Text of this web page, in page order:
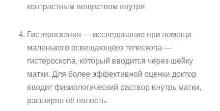
контрастным веществом внутри
Гистероскопия — исследование при помощи
маленького освещающего телескопа —
гистероскопа, который вводится через шейку
матки. Для более эффективной оценки доктор
вводит физиологический раствор внутрь матки,
расширяя её полость.